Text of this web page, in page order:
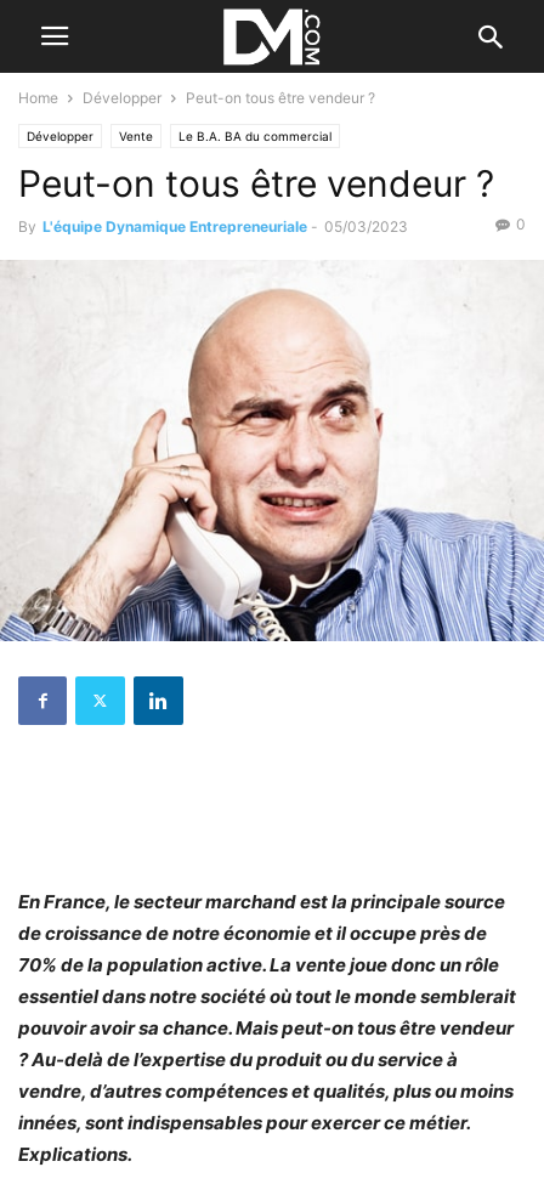
Home Développer Peut-on tous être vendeur ?
Développer Vente Le B.A. BA du commercial
Peut-on tous être vendeur ?
By L'équipe Dynamique Entrepreneuriale - 05/03/2023 0
En France, le secteur marchand est la principale source
de croissance de notre économie et il occupe près de
70% de la population active. La vente joue donc un rôle
essentiel dans notre société où tout le monde semblerait
pouvoir avoir sa chance. Mais peut-on tous être vendeur
? Au-delà de l’expertise du produit ou du service à
vendre, d’autres compétences et qualités, plus ou moins
innées, sont indispensables pour exercer ce métier.
Explications.